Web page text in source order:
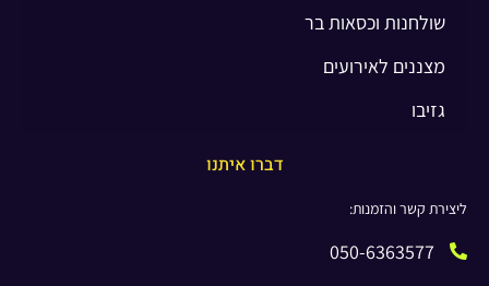
שולחנות וכסאות בר
מצננים לאירועים
גזיבו
דברו איתנו
ליצירת קשר והזמנות:
050-6363577